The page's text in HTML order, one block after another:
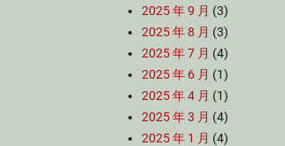
2025 年 9 月 (3)
2025 年 8 月 (3)
2025 年 7 月 (4)
2025 年 6 月 (1)
2025 年 4 月 (1)
2025 年 3 月 (4)
2025 年 1 月 (4)